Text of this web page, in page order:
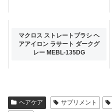
マクロス ストレートブラシ ヘ
アアイロン ラサート ダークグ
レー MEBL-135DG
ヘアケア サプリメント